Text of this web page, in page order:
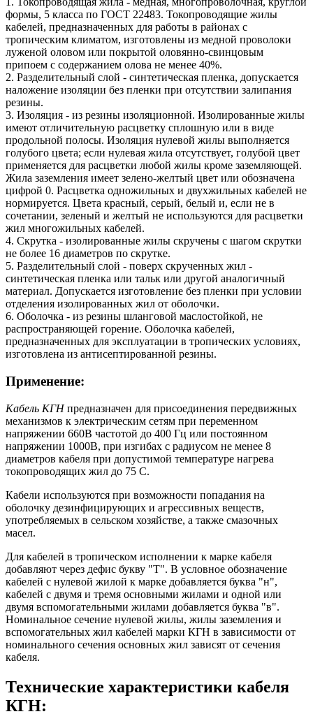
формы, 5 класса по ГОСТ 22483. Токопроводящие жилы
кабелей, предназначенных для работы в районах с
тропическим климатом, изготовлены из медной проволоки
луженой оловом или покрытой оловянно-свинцовым
припоем с содержанием олова не менее 40%.
2. Разделительный слой - синтетическая пленка, допускается
наложение изоляции без пленки при отсутствии залипания
резины.
3. Изоляция - из резины изоляционной. Изолированные жилы
имеют отличительную расцветку сплошную или в виде
продольной полосы. Изоляция нулевой жилы выполняется
голубого цвета; если нулевая жила отсутствует, голубой цвет
применяется для расцветки любой жилы кроме заземляющей.
Жила заземления имеет зелено-желтый цвет или обозначена
цифрой 0. Расцветка одножильных и двухжильных кабелей не
нормируется. Цвета красный, серый, белый и, если не в
сочетании, зеленый и желтый не используются для расцветки
жил многожильных кабелей.
4. Скрутка - изолированные жилы скручены с шагом скрутки
не более 16 диаметров по скрутке.
5. Разделительный слой - поверх скрученных жил -
синтетическая пленка или тальк или другой аналогичный
материал. Допускается изготовление без пленки при условии
отделения изолированных жил от оболочки.
6. Оболочка - из резины шланговой маслостойкой, не
распространяющей горение. Оболочка кабелей,
предназначенных для эксплуатации в тропических условиях,
изготовлена из антисептированной резины.
Применение:
Кабель КГНпредназначен для присоединения передвижных
механизмов к электрическим сетям при переменном
напряжении 660В частотой до 400 Гц или постоянном
напряжении 1000В, при изгибах с радиусом не менее 8
диаметров кабеля при допустимой температуре нагрева
токопроводящих жил до 75 С.
Кабели используются при возможности попадания на
оболочку дезинфицирующих и агрессивных веществ,
употребляемых в сельском хозяйстве, а также смазочных
масел.
Для кабелей в тропическом исполнении к марке кабеля
добавляют через дефис букву "Т". В условное обозначение
кабелей с нулевой жилой к марке добавляется буква "н",
кабелей с двумя и тремя основными жилами и одной или
двумя вспомогательными жилами добавляется буква "в".
Номинальное сечение нулевой жилы, жилы заземления и
вспомогательных жил кабелей марки КГН в зависимости от
номинального сечения основных жил зависят от сечения
кабеля.
Технические характеристики кабеля
КГН: